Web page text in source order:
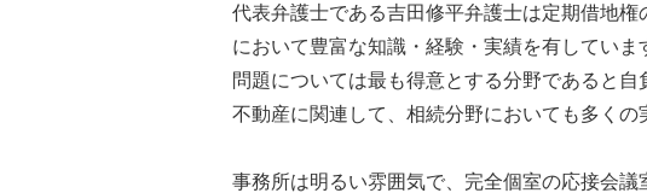
代表弁護士である吉田修平弁護士は定期借地
において豊富な知識・経験・実績を有してい
問題については最も得意とする分野であると自
不動産に関連して、相続分野においても多くの
事務所は明るい雰囲気で、完全個室の応接会